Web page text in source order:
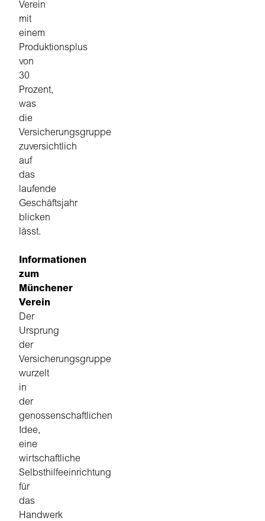
Verein
mit
einem
Produktionsplus
von
30
Prozent,
was
die
Versicherungsgruppe
zuversichtlich
auf
das
laufende
Geschäftsjahr
blicken
lässt.
Informationen
zum
Münchener
Verein
Der
Ursprung
der
Versicherungsgruppe
wurzelt
in
der
genossenschaftlichen
Idee,
eine
wirtschaftliche
Selbsthilfeeinrichtung
für
das
Handwerk